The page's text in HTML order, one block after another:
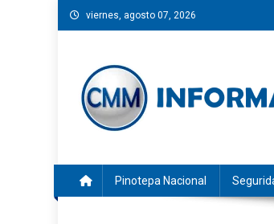
Saltar
al
viernes, agosto 07, 2026
Pinotepa Nacional